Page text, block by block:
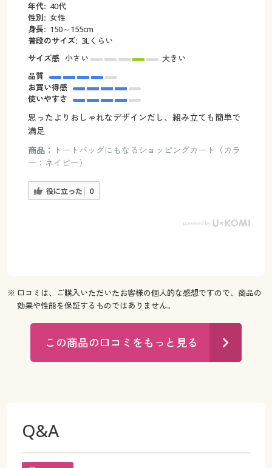
年代: 40代
性別: 女性
身長: 150～155cm
普段のサイズ: 3Lくらい
サイズ感 小さい
大きい
品質
お買い得感
使いやすさ
思ったよりおしゃれなデザインだし、組み立ても簡単で
満足
商品：
トートバッグにもなるショッピングカート（カラ
ー：ネイビー）
役に立った 0
※ 口コミは、ご購入いただいたお客様の個人的な感想ですので、商品の
効果や性能を保証するものではありません。
この商品の口コミをもっと見る
Q&A